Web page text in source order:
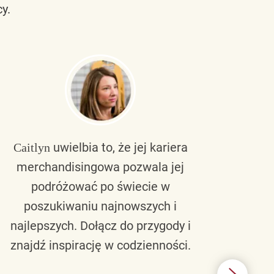
Caitlynuwielbia to, że jej kariera
merchandisingowa pozwala jej
podróżować po świecie w
poszukiwaniu najnowszych i
najlepszych. Dołącz do przygody i
znajdź inspirację w codzienności.